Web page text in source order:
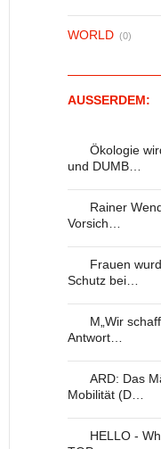
WORLD (0)
AUSSERDEM:
Ökologie
und DUMB…
Rainer
Vorsich…
Frauen
Schutz bei…
M„Wir
Antwort…
ARD: Das
Mobilität (D…
HELLO -